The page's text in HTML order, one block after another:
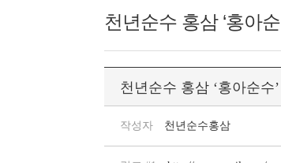
천년순수 홍삼 ‘홍아
천년순수 홍삼 ‘홍아순수’
작성자 천년순수홍삼